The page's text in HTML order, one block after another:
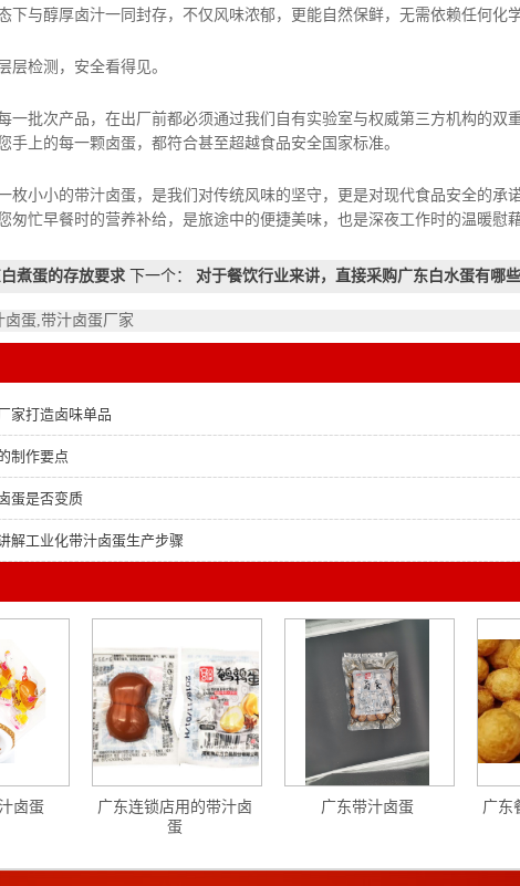
下与醇厚卤汁一同封存，不仅风味浓郁，更能自然保鲜，无需依赖任何化学
安全看得见。
，在出厂前都必须通过我们自有实验室与权威第三方机构的双重检
手上的每一颗卤蛋，都符合甚至超越食品安全国家标准。
汁卤蛋，是我们对传统风味的坚守，更是对现代食品安全的承诺。
匆忙早餐时的营养补给，是旅途中的便捷美味，也是深夜工作时的温暖慰藉
煮蛋的存放要求 下一个： 对于餐饮行业来讲，直接采购广东白水蛋有哪
蛋,带汁卤蛋厂家
家打造卤味单品
制作要点
蛋是否变质
解工业化带汁卤蛋生产步骤
卤蛋
广东连锁店用的带汁卤
蛋
广东带汁卤蛋
广东